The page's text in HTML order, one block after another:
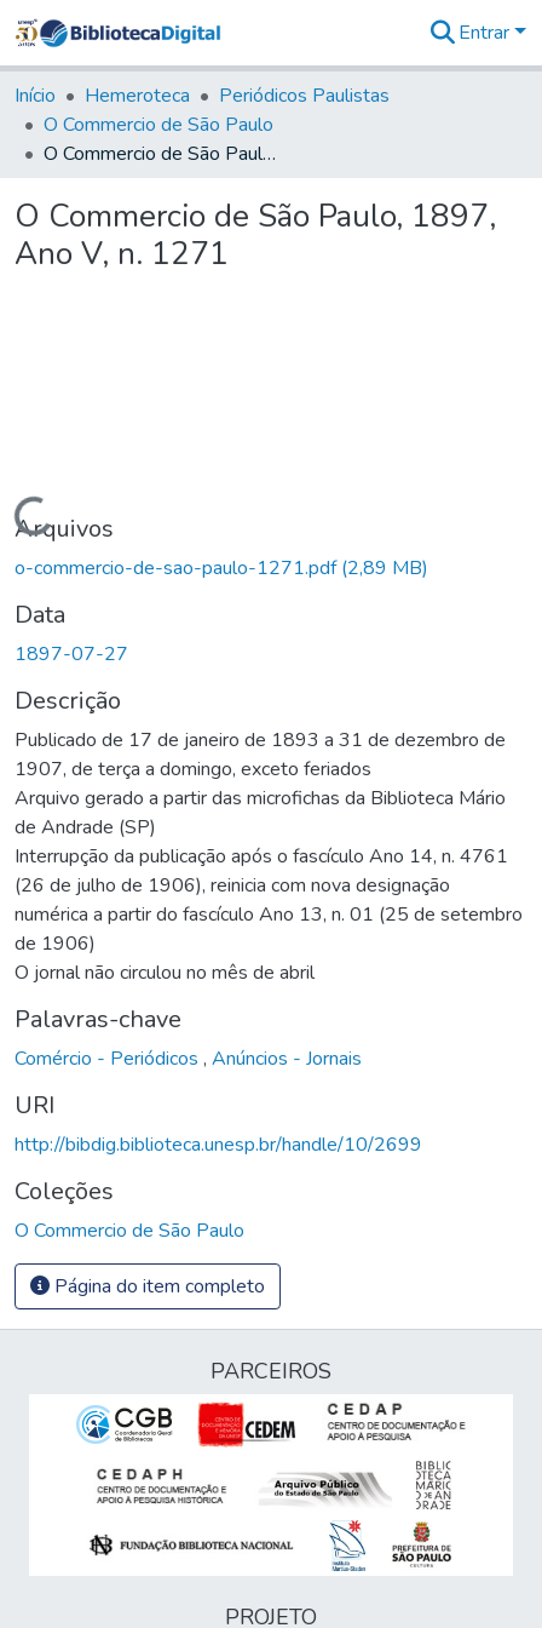
&
Coleções
Tudo na
Biblioteca
Estatísticas
Entrar
Início Hemeroteca
Periódicos Paulistas
O Commercio de São Paulo
O Commercio de São Paulo, 1897, Ano V, n. 1271
O Commercio de São Paulo, 1897,
Ano V, n. 1271
Carregando...
Arquivos
o-commercio-de-sao-paulo-1271.pdf(2,89 MB)
Data
1897-07-27
Descrição
Publicado de 17 de janeiro de 1893 a 31 de dezembro de
1907, de terça a domingo, exceto feriados
Arquivo gerado a partir das microfichas da Biblioteca Mário
de Andrade (SP)
Interrupção da publicação após o fascículo Ano 14, n. 4761
(26 de julho de 1906), reinicia com nova designação
numérica a partir do fascículo Ano 13, n. 01 (25 de setembro
de 1906)
O jornal não circulou no mês de abril
Palavras-chave
Comércio - Periódicos , Anúncios - Jornais
URI
http://bibdig.biblioteca.unesp.br/handle/10/2699
Coleções
O Commercio de São Paulo
Página do item completo
PARCEIROS
PROJETO